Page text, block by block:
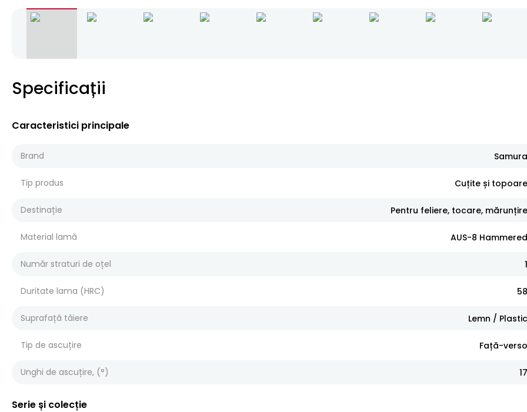
Specificații
Caracteristici principale
Brand Samura
Tip produs Cuțite și topoare
Destinație Pentru feliere, tocare, mărunțire
Material lamă AUS-8 Hammered
Număr straturi de oțel 1
Duritate lama (HRC) 58
Suprafață tăiere Lemn / Plastic
Tip de ascuțire Față-verso
Unghi de ascuțire, (°) 17
Serie și colecție